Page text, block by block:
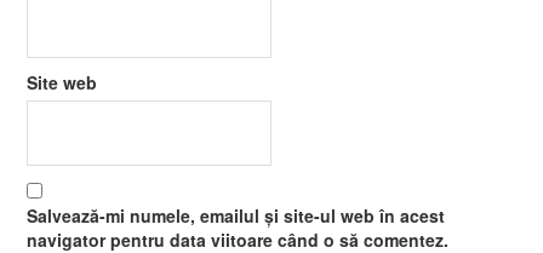
Site web
Salvează-mi numele, emailul și site-ul web în acest
navigator pentru data viitoare când o să comentez.